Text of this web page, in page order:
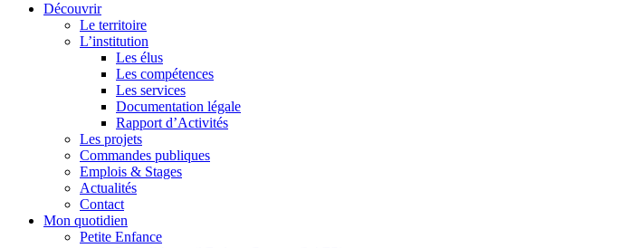
Découvrir
Le territoire
L’institution
Les élus
Les compétences
Les services
Documentation légale
Rapport d’Activités
Les projets
Commandes publiques
Emplois & Stages
Actualités
Contact
Mon quotidien
Petite Enfance